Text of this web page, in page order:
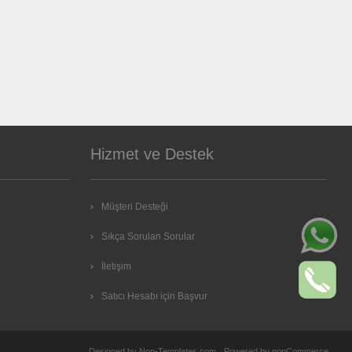
Hizmet ve Destek
Müşteri Desteği
Sıkça Sorulan Sorular
İletişim
Satıcı Hesabı için Başvur